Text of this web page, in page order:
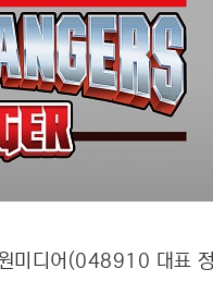
디어(048910 대표